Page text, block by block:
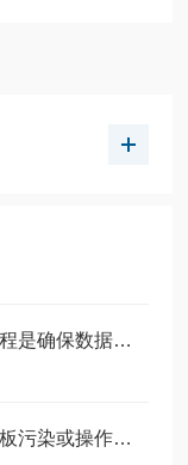
掌握水中二氧化碳测定仪规范使用流程是确保数据准确可靠的前提
掌握白度仪正确使用方法避免因标准板污染或操作不规范引入误差